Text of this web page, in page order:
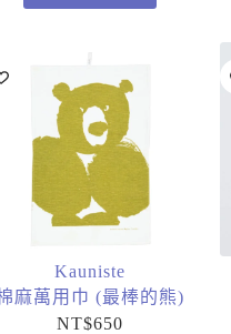
Kauniste
麻萬用巾 (最棒的熊)
NT$650